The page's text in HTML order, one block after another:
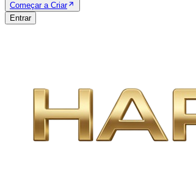
Começar a Criar
Entrar